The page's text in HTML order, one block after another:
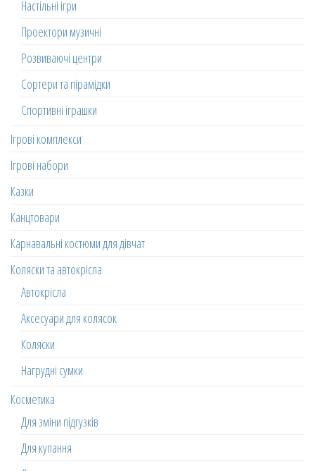
Настільні ігри
Проектори музичні
Розвиваючі центри
Сортери та пірамідки
Спортивні іграшки
Ігрові комплекси
Ігрові набори
Казки
Канцтовари
Карнавальні костюми для дівчат
Коляски та автокрісла
Автокрісла
Аксесуари для колясок
Коляски
Нагрудні сумки
Косметика
Для зміни підгузків
Для купання